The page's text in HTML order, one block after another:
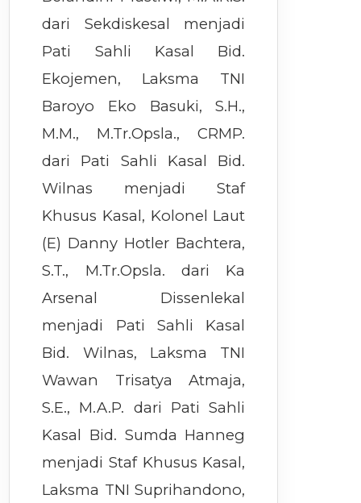
dari Sekdiskesal menjadi
Pati Sahli Kasal Bid.
Ekojemen, Laksma TNI
Baroyo Eko Basuki, S.H.,
M.M., M.Tr.Opsla., CRMP.
dari Pati Sahli Kasal Bid.
Wilnas menjadi Staf
Khusus Kasal, Kolonel Laut
(E) Danny Hotler Bachtera,
S.T., M.Tr.Opsla. dari Ka
Arsenal Dissenlekal
menjadi Pati Sahli Kasal
Bid. Wilnas, Laksma TNI
Wawan Trisatya Atmaja,
S.E., M.A.P. dari Pati Sahli
Kasal Bid. Sumda Hanneg
menjadi Staf Khusus Kasal,
Laksma TNI Suprihandono,